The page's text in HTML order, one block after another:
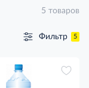
5 товаров
Фильтр 5